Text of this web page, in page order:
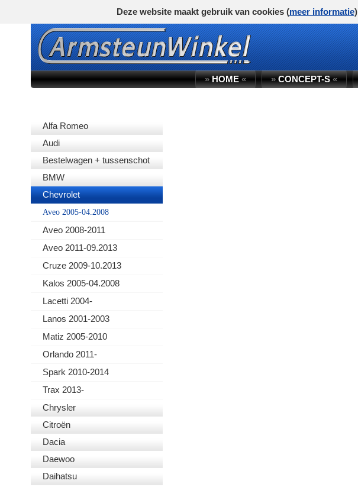
»HOME« »CONCEPT-S«
Alfa Romeo
Audi
Bestelwagen + tussenschot
BMW
Chevrolet
Aveo 2005-04.2008
Aveo 2008-2011
Aveo 2011-09.2013
Cruze 2009-10.2013
Kalos 2005-04.2008
Lacetti 2004-
Lanos 2001-2003
Matiz 2005-2010
Orlando 2011-
Spark 2010-2014
Trax 2013-
Chrysler
Citroën
Dacia
Daewoo
Daihatsu
Deze website maakt gebruik van cookies (meer informatie)